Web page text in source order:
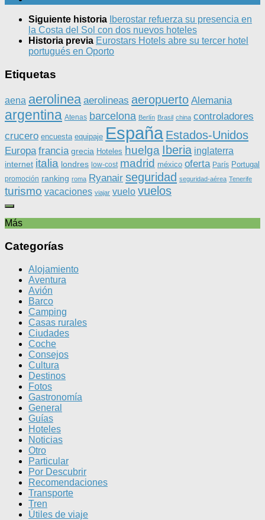
Siguiente historia Iberostar refuerza su presencia en
la Costa del Sol con dos nuevos hoteles
Historia previa Eurostars Hotels abre su tercer hotel
portugués en Oporto
Etiquetas
aena aerolinea aerolineas aeropuerto Alemania
argentina Atenas barcelona Berlín Brasil china controladores
crucero encuesta equipaje España Estados-Unidos
Europa francia grecia Hoteles huelga Iberia inglaterra
internet italia londres low-cost madrid méxico oferta París Portugal
promoción ranking roma Ryanair seguridad seguridad-aérea Tenerife
turismo vacaciones viajar vuelo vuelos
Más
Categorías
Alojamiento
Aventura
Avión
Barco
Camping
Casas rurales
Ciudades
Coche
Consejos
Cultura
Destinos
Fotos
Gastronomía
General
Guías
Hoteles
Noticias
Otro
Particular
Por Descubrir
Recomendaciones
Transporte
Tren
Útiles de viaje